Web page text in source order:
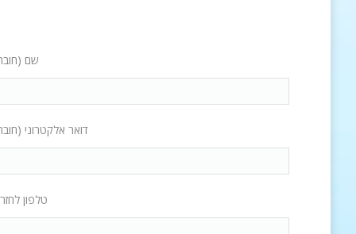
שם
דואר אלקטרוני
טלפון